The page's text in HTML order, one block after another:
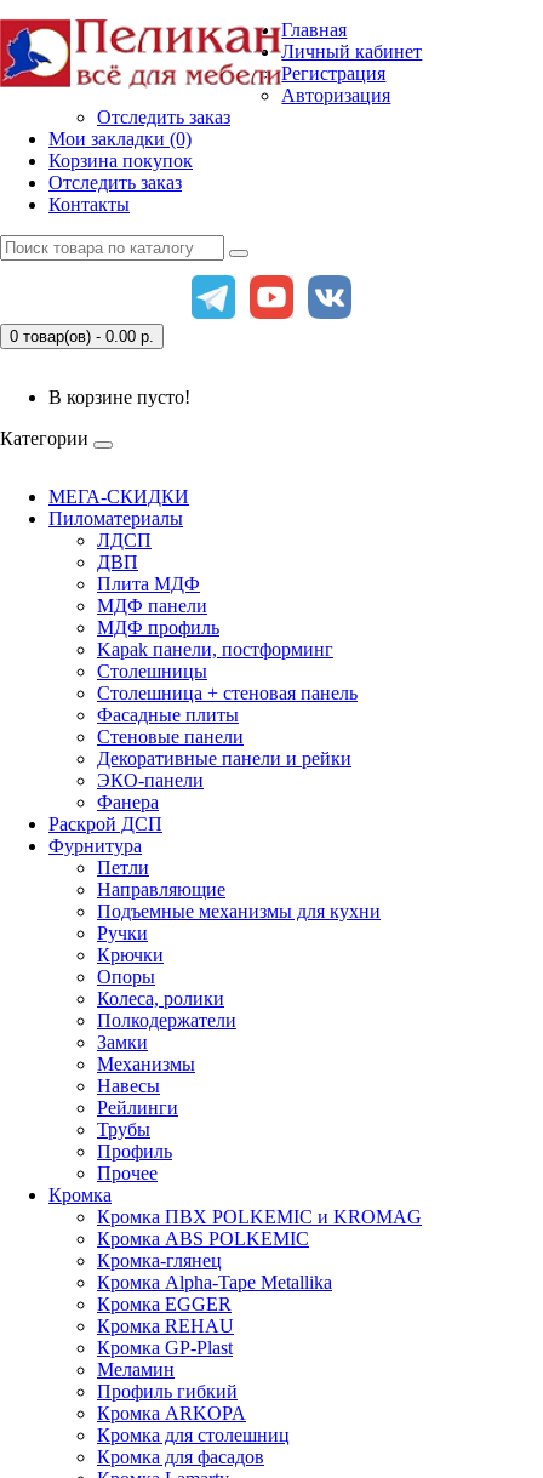
Главная
Личный кабинет
Регистрация
Авторизация
Отследить заказ
Мои закладки (0)
Корзина покупок
Отследить заказ
Контакты
0 товар(ов) - 0.00 р.
В корзине пусто!
Категории
МЕГА-СКИДКИ
Пиломатериалы
ЛДСП
ДВП
Плита МДФ
МДФ панели
МДФ профиль
Kapak панели, постформинг
Столешницы
Столешница + стеновая панель
Фасадные плиты
Стеновые панели
Декоративные панели и рейки
ЭКО-панели
Фанера
Раскрой ДСП
Фурнитура
Петли
Направляющие
Подъемные механизмы для кухни
Ручки
Крючки
Опоры
Колеса, ролики
Полкодержатели
Замки
Механизмы
Навесы
Рейлинги
Трубы
Профиль
Прочее
Кромка
Кромка ПВХ POLKEMIC и KROMAG
Кромка ABS POLKEMIС
Кромка-глянец
Кромка Alpha-Tape Metallika
Кромка EGGER
Кромка REHAU
Кромка GP-Plast
Меламин
Профиль гибкий
Кромка ARKOPA
Кромка для столешниц
Кромка для фасадов